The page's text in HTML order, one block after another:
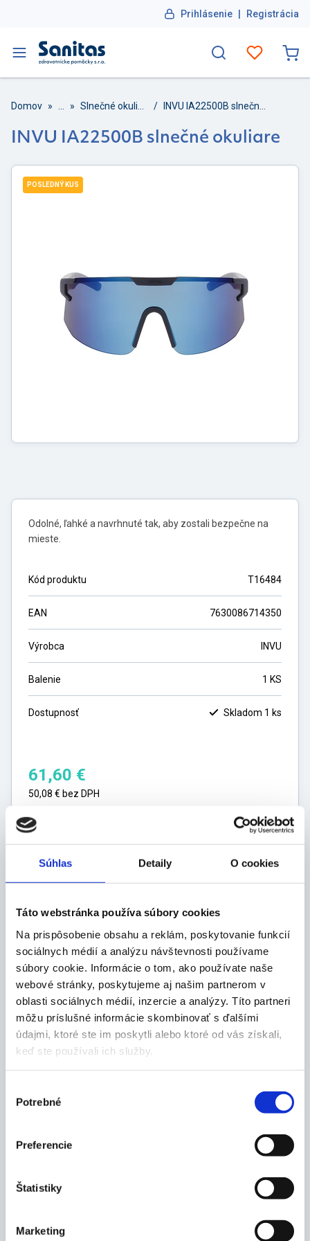
Súhlas Detaily O cookies
Táto webstránka používa súbory cookies
Na prispôsobenie obsahu a reklám, poskytovanie funkcií
sociálnych médií a analýzu návštevnosti používame
súbory cookie. Informácie o tom, ako používate naše
webové stránky, poskytujeme aj našim partnerom v
oblasti sociálnych médií, inzercie a analýzy. Títo partneri
môžu príslušné informácie skombinovať s ďalšími
údajmi, ktoré ste im poskytli alebo ktoré od vás získali,
keď ste používali ich služby.
súhlasu
Potrebné
Preferencie
Štatistiky
Marketing
Prihlásenie | Registrácia
Domov » » /
INVU IA22500B slnečné okuliare
POSLEDNÝ KUS
Odolné, ľahké a navrhnuté tak, aby zostali bezpečne na
mieste.
Kód produktu T16484
EAN 7630086714350
Výrobca INVU
Balenie 1 KS
Dostupnosť Skladom 1 ks
61,60 €
50,08 € bez DPH
Popis produktu
Vlastnosti:
odolné, ľahké a navrhnuté tak, aby zostali
bezpečne na mieste
tieto slnečné okuliare sú dokonalou voľbou pre
naše prémiové ultra polarizované šošovky
ochranu a vrstvy odolné proti rozbitiu a
poškriabaniu
materiál rámu: plast
šírka šošovky: 141mm